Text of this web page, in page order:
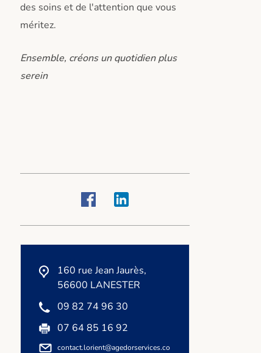
des soins et de l'attention que vous
méritez.
Ensemble, créons un quotidien plus
serein
160 rue Jean Jaurès,
56600 LANESTER
09 82 74 96 30
07 64 85 16 92
contact.lorient@agedorservices.co